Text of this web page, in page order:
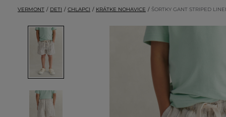
VERMONT DETI CHLAPCI KRÁTKE NOHAVICE ŠORTKY GANT STRIPED